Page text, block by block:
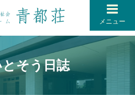
メニュー
そう日誌